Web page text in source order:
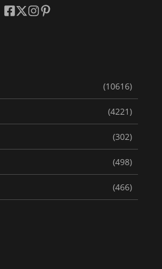
(10616)
(4221)
(302)
(498)
(466)